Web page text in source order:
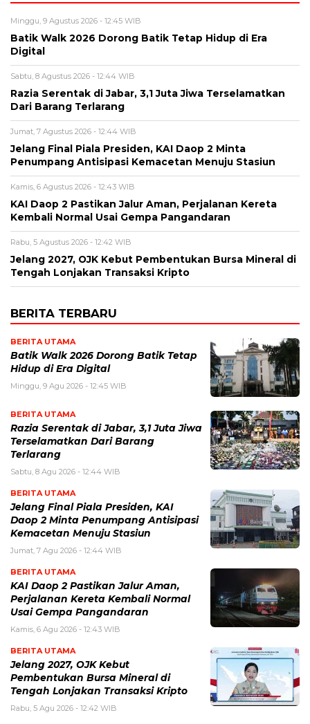
Minggu, 9 Agustus 2026 - 12:45 WIB
Batik Walk 2026 Dorong Batik Tetap Hidup di Era
Digital
Sabtu, 8 Agustus 2026 - 12:44 WIB
Razia Serentak di Jabar, 3,1 Juta Jiwa Terselamatkan
Dari Barang Terlarang
Jumat, 7 Agustus 2026 - 12:44 WIB
Jelang Final Piala Presiden, KAI Daop 2 Minta
Penumpang Antisipasi Kemacetan Menuju Stasiun
Kamis, 6 Agustus 2026 - 12:43 WIB
KAI Daop 2 Pastikan Jalur Aman, Perjalanan Kereta
Kembali Normal Usai Gempa Pangandaran
Rabu, 5 Agustus 2026 - 12:42 WIB
Jelang 2027, OJK Kebut Pembentukan Bursa Mineral di
Tengah Lonjakan Transaksi Kripto
BERITA TERBARU
BERITA UTAMA
Batik Walk 2026 Dorong Batik Tetap
Hidup di Era Digital
Minggu, 9 Agu 2026 - 12:45 WIB
BERITA UTAMA
Razia Serentak di Jabar, 3,1 Juta Jiwa
Terselamatkan Dari Barang
Terlarang
Sabtu, 8 Agu 2026 - 12:44 WIB
BERITA UTAMA
Jelang Final Piala Presiden, KAI
Daop 2 Minta Penumpang Antisipasi
Kemacetan Menuju Stasiun
Jumat, 7 Agu 2026 - 12:44 WIB
BERITA UTAMA
KAI Daop 2 Pastikan Jalur Aman,
Perjalanan Kereta Kembali Normal
Usai Gempa Pangandaran
Kamis, 6 Agu 2026 - 12:43 WIB
BERITA UTAMA
Jelang 2027, OJK Kebut
Pembentukan Bursa Mineral di
Tengah Lonjakan Transaksi Kripto
Rabu, 5 Agu 2026 - 12:42 WIB